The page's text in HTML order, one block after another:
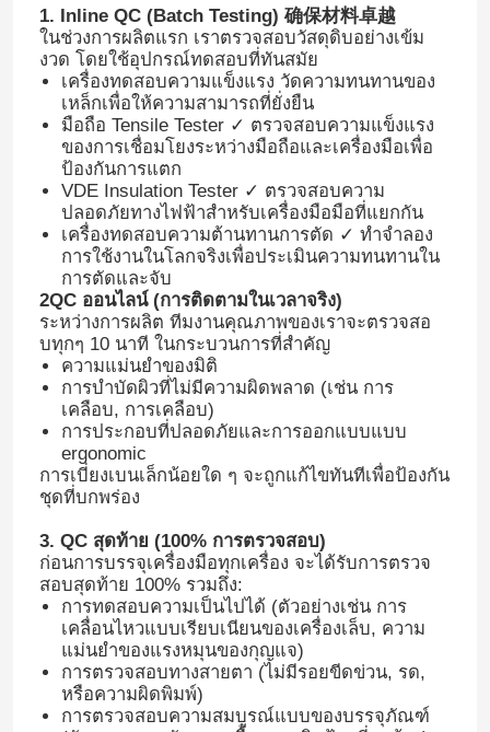
1. Inline QC (Batch Testing) 确保材料卓越
ในช่วงการผลิตแรก เราตรวจสอบวัสดุดิบอย่างเข้ม
งวด โดยใช้อุปกรณ์ทดสอบที่ทันสมัย
เครื่องทดสอบความแข็งแรง วัดความทนทานของ
เหล็กเพื่อให้ความสามารถที่ยั่งยืน
มือถือ Tensile Tester ✓ ตรวจสอบความแข็งแรง
ของการเชื่อมโยงระหว่างมือถือและเครื่องมือเพื่อ
ป้องกันการแตก
VDE Insulation Tester ✓ ตรวจสอบความ
ปลอดภัยทางไฟฟ้าสําหรับเครื่องมือมือที่แยกกัน
เครื่องทดสอบความต้านทานการตัด ✓ ทําจําลอง
การใช้งานในโลกจริงเพื่อประเมินความทนทานใน
การตัดและจับ
2QC ออนไลน์ (การติดตามในเวลาจริง)
ระหว่างการผลิต ทีมงานคุณภาพของเราจะตรวจสอ
บทุกๆ 10 นาที ในกระบวนการที่สําคัญ
ความแม่นยําของมิติ
การบําบัดผิวที่ไม่มีความผิดพลาด (เช่น การ
เคลือบ, การเคลือบ)
การประกอบที่ปลอดภัยและการออกแบบแบบ
ergonomic
การเบี่ยงเบนเล็กน้อยใด ๆ จะถูกแก้ไขทันทีเพื่อป้องกัน
ชุดที่บกพร่อง
3. QC สุดท้าย (100% การตรวจสอบ)
ก่อนการบรรจุเครื่องมือทุกเครื่อง จะได้รับการตรวจ
สอบสุดท้าย 100% รวมถึง:
การทดสอบความเป็นไปได้ (ตัวอย่างเช่น การ
เคลื่อนไหวแบบเรียบเนียนของเครื่องเล็บ, ความ
แม่นยําของแรงหมุนของกุญแจ)
การตรวจสอบทางสายตา (ไม่มีรอยขีดข่วน, รด,
หรือความผิดพิมพ์)
การตรวจสอบความสมบูรณ์แบบของบรรจุภัณฑ์